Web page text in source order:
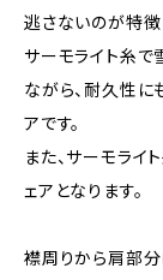
逃さないのが特徴
サーモライト糸で
ながら、耐久性に
アです。
また、サーモライ
ェアとなります。
襟周りから肩部分